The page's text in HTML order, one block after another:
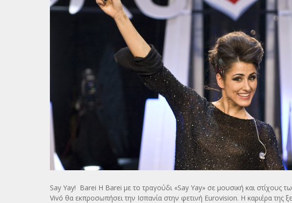
Say Yay! Barei Η Barei με το τραγούδι «Say Yay» σε μουσική και στίχους
Vivó θα εκπροσωπήσει την Ισπανία στην φετινή Eurovision. Η καριέρα της